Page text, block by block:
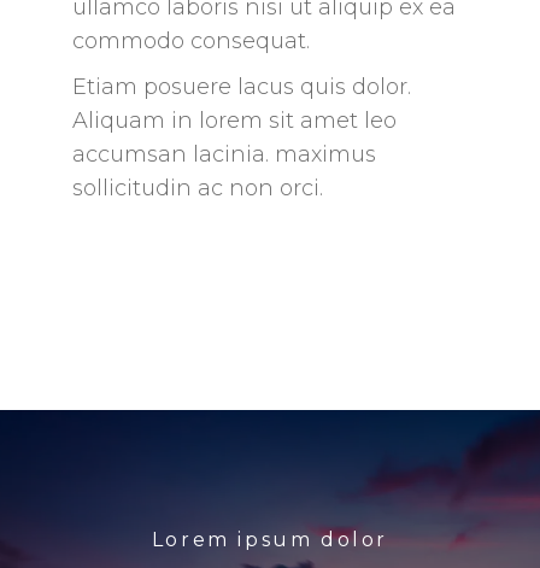
ullamco laboris nisi ut aliquip ex ea
commodo consequat.
Etiam posuere lacus quis dolor.
Aliquam in lorem sit amet leo
accumsan lacinia. maximus
sollicitudin ac non orci.
Lorem ipsum dolor